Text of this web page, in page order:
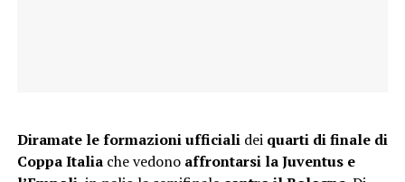
Diramate le formazioni ufficiali dei quarti di finale di
Coppa Italiache vedono affrontarsi la Juventus e